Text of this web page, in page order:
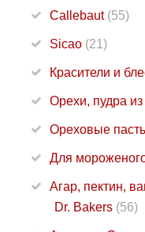
Callebaut (55)
Sicao (21)
Красители и
Орехи, пудра
Ореховые
Для
Агар, пектин,
Dr. Bakers (56)